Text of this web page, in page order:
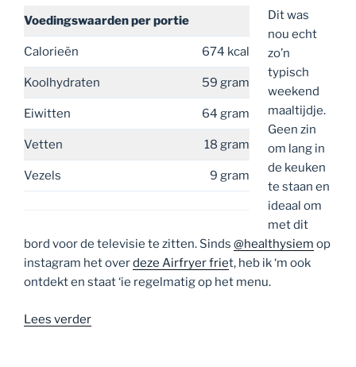
Voedingswaardenper portie
Calorieën 674 kcal
Koolhydraten 59 gram
Eiwitten 64 gram
Vetten 18 gram
Vezels 9 gram
Dit was
nou echt
zo’n
typisch
weekend
maaltijdje.
Geen zin
om lang in
de keuken
te staan en
ideaal om
met dit
bord voor de televisie te zitten. Sinds @healthysiem op
instagram het overdeze Airfryer friet, heb ik ‘m ook
ontdekt en staat ‘ie regelmatig op het menu.
Lees verder“Varkenshaasje